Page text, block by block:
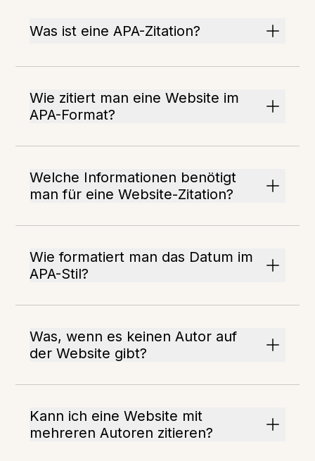
Was ist eine APA-Zitation?
Wie zitiert man eine Website im
APA-Format?
Welche Informationen benötigt
man für eine Website-Zitation?
Wie formatiert man das Datum im
APA-Stil?
Was, wenn es keinen Autor auf
der Website gibt?
Kann ich eine Website mit
mehreren Autoren zitieren?